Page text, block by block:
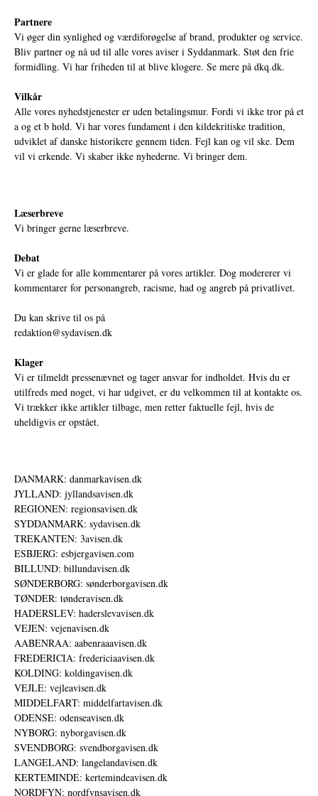
Partnere
Vi øger din synlighed og værdiforøgelse af brand, produkter og service.
Bliv partner og nå ud til alle vores aviser i Syddanmark. Støt den frie
formidling. Vi har friheden til at blive klogere. Se mere på dkq.dk.
Vilkår
Alle vores nyhedstjenester er uden betalingsmur. Fordi vi ikke tror på et
a og et b hold. Vi har vores fundament i den kildekritiske tradition,
udviklet af danske historikere gennem tiden. Fejl kan og vil ske. Dem
vil vi erkende. Vi skaber ikke nyhederne. Vi bringer dem.
Læserbreve
Vi bringer gerne læserbreve.
Debat
Vi er glade for alle kommentarer på vores artikler. Dog modererer vi
kommentarer for personangreb, racisme, had og angreb på privatlivet.
Du kan skrive til os på
redaktion@sydavisen.dk
Klager
Vi er tilmeldt pressenævnet og tager ansvar for indholdet. Hvis du er
utilfreds med noget, vi har udgivet, er du velkommen til at kontakte os.
Vi trækker ikke artikler tilbage, men retter faktuelle fejl, hvis de
uheldigvis er opstået.
DANMARK: danmarkavisen.dk
JYLLAND: jyllandsavisen.dk
REGIONEN: regionsavisen.dk
SYDDANMARK: sydavisen.dk
TREKANTEN: 3avisen.dk
ESBJERG: esbjergavisen.com
BILLUND: billundavisen.dk
SØNDERBORG: sønderborgavisen.dk
TØNDER: tønderavisen.dk
HADERSLEV: haderslevavisen.dk
VEJEN: vejenavisen.dk
AABENRAA: aabenraaavisen.dk
FREDERICIA: fredericiaavisen.dk
KOLDING: koldingavisen.dk
VEJLE: vejleavisen.dk
MIDDELFART: middelfartavisen.dk
ODENSE: odenseavisen.dk
NYBORG: nyborgavisen.dk
SVENDBORG: svendborgavisen.dk
LANGELAND: langelandavisen.dk
KERTEMINDE: kertemindeavisen.dk
NORDFYN: nordfynsavisen.dk